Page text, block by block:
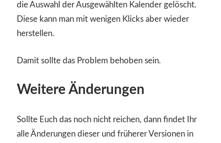
die Auswahl der Ausgewählten Kalender gelöscht.
Diese kann man mit wenigen Klicks aber wieder
herstellen.
Damit sollte das Problem behoben sein.
Weitere Änderungen
Sollte Euch das noch nicht reichen, dann findet Ihr
alle Änderungen dieser und früherer Versionen in